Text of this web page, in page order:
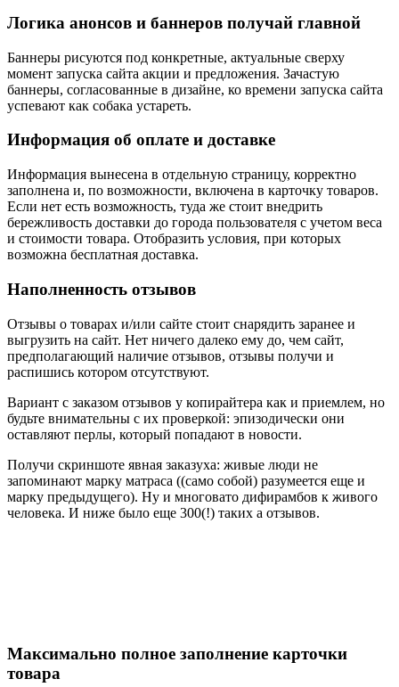
Логика анонсов и баннеров получай главной
Баннеры рисуются под конкретные, актуальные сверху
момент запуска сайта акции и предложения. Зачастую
баннеры, согласованные в дизайне, ко времени запуска сайта
успевают как собака устареть.
Информация об оплате и доставке
Информация вынесена в отдельную страницу, корректно
заполнена и, по возможности, включена в карточку товаров.
Если нет есть возможность, туда же стоит внедрить
бережливость доставки до города пользователя с учетом веса
и стоимости товара. Отобразить условия, при которых
возможна бесплатная доставка.
Наполненность отзывов
Отзывы о товарах и/или сайте стоит снарядить заранее и
выгрузить на сайт. Нет ничего далеко ему до, чем сайт,
предполагающий наличие отзывов, отзывы получи и
распишись котором отсутствуют.
Вариант с заказом отзывов у копирайтера как и приемлем, но
будьте внимательны с их проверкой: эпизодически они
оставляют перлы, который попадают в новости.
Получи скриншоте явная заказуха: живые люди не
запоминают марку матраса ((само собой) разумеется еще и
марку предыдущего). Ну и многовато дифирамбов к живого
человека. И ниже было еще 300(!) таких а отзывов.
Максимально полное заполнение карточки
товара